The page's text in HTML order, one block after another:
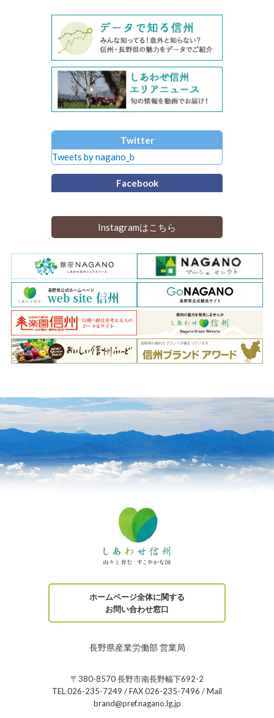
Twitter
Tweets by nagano_b
Facebook
Instagramはこちら
ホームページ全体に関する
お問い合わせ窓口
長野県産業労働部 営業局
〒380-8570 長野市南長野幅下692-2
TEL 026-235-7249 / FAX 026-235-7496 / Mail
brand@pref.nagano.lg.jp